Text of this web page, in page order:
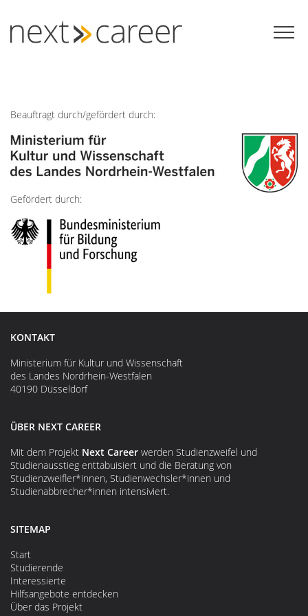
Inhalt
springen
Beauftragt durch/gefördert durch:
Gefördert durch:
KONTAKT
Ministerium für Kultur und Wissenschaft
des Landes Nordrhein-Westfalen
40190 Düsseldorf
ÜBER NEXT CAREER
Mit dem Projekt Next Career werden Studienzweifel und
Studienausstieg enttabuisiert und die Beratung von
Studienzweifler*innen, Studienwechsler*innen und
Studienabbrecher*innen intensiviert.
SITEMAP
Start
Studierende
Interessierte
Hilfsangebote entdecken
Über das Projekt